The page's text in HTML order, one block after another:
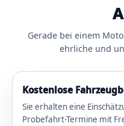
Gerade bei einem
ehrliche und
Kostenlose
Sie erhalten eine
Probefahrt-Termine mit